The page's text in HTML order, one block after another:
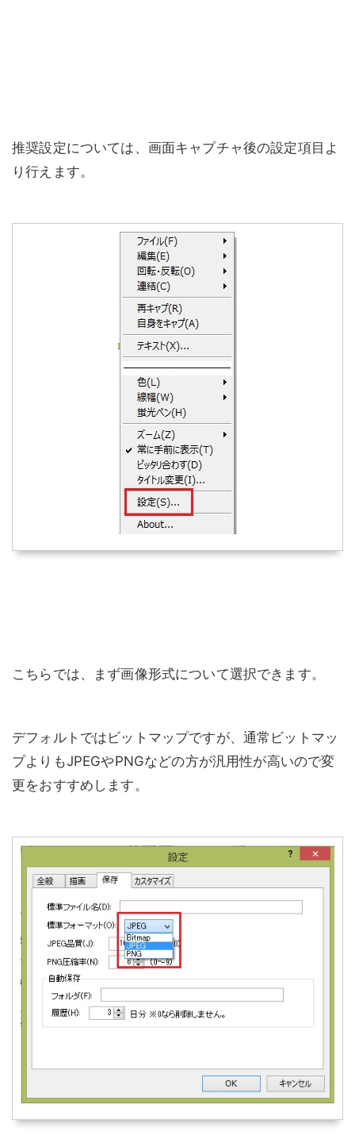
推奨設定については、画面キャプチャ後の設定項目よ
り行えます。
こちらでは、まず画像形式について選択できます。
デフォルトではビットマップですが、通常ビットマッ
プよりもJPEGやPNGなどの方が汎用性が高いので変
更をおすすめします。